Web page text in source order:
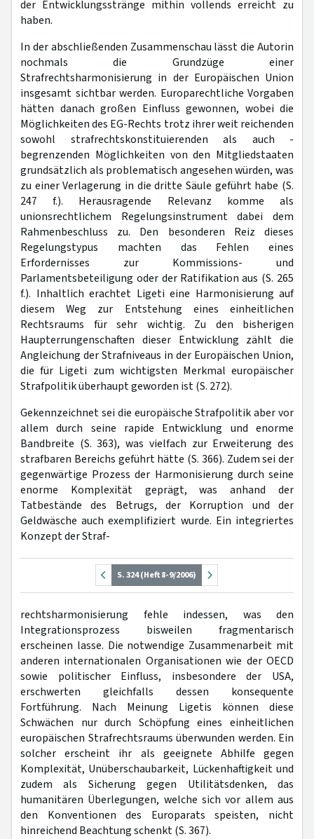
der Entwicklungsstränge mithin vollends erreicht zu
haben.
In der abschließenden Zusammenschau lässt die Autorin
nochmals die Grundzüge einer
Strafrechtsharmonisierung in der Europäischen Union
insgesamt sichtbar werden. Europarechtliche Vorgaben
hätten danach großen Einfluss gewonnen, wobei die
Möglichkeiten des EG-Rechts trotz ihrer weit reichenden
sowohl strafrechtskonstituierenden als auch -
begrenzenden Möglichkeiten von den Mitgliedstaaten
grundsätzlich als problematisch angesehen würden, was
zu einer Verlagerung in die dritte Säule geführt habe (S.
247 f.). Herausragende Relevanz komme als
unionsrechtlichem Regelungsinstrument dabei dem
Rahmenbeschluss zu. Den besonderen Reiz dieses
Regelungstypus machten das Fehlen eines
Erfordernisses zur Kommissions- und
Parlamentsbeteiligung oder der Ratifikation aus (S. 265
f.). Inhaltlich erachtet Ligeti eine Harmonisierung auf
diesem Weg zur Entstehung eines einheitlichen
Rechtsraums für sehr wichtig. Zu den bisherigen
Haupterrungenschaften dieser Entwicklung zählt die
Angleichung der Strafniveaus in der Europäischen Union,
die für Ligeti zum wichtigsten Merkmal europäischer
Strafpolitik überhaupt geworden ist (S. 272).
Gekennzeichnet sei die europäische Strafpolitik aber vor
allem durch seine rapide Entwicklung und enorme
Bandbreite (S. 363), was vielfach zur Erweiterung des
strafbaren Bereichs geführt hätte (S. 366). Zudem sei der
gegenwärtige Prozess der Harmonisierung durch seine
enorme Komplexität geprägt, was anhand der
Tatbestände des Betrugs, der Korruption und der
Geldwäsche auch exemplifiziert wurde. Ein integriertes
Konzept der Straf-
S. 324 (Heft 8-9/2006)
rechtsharmonisierung fehle indessen, was den
Integrationsprozess bisweilen fragmentarisch
erscheinen lasse. Die notwendige Zusammenarbeit mit
anderen internationalen Organisationen wie der OECD
sowie politischer Einfluss, insbesondere der USA,
erschwerten gleichfalls dessen konsequente
Fortführung. Nach Meinung Ligetis können diese
Schwächen nur durch Schöpfung eines einheitlichen
europäischen Strafrechtsraums überwunden werden. Ein
solcher erscheint ihr als geeignete Abhilfe gegen
Komplexität, Unüberschaubarkeit, Lückenhaftigkeit und
zudem als Sicherung gegen Utilitätsdenken, das
humanitären Überlegungen, welche sich vor allem aus
den Konventionen des Europarats speisten, nicht
hinreichend Beachtung schenkt (S. 367).